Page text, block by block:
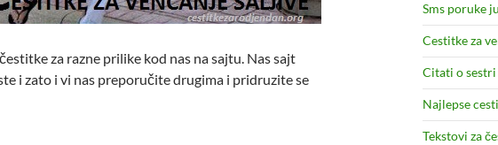
za razne prilike kod nas na sajtu. Nas sajt
i zato i vi nas preporučite drugima i pridruzite se
Sms poruke
Cestitke za
Citati o sestri
Najlepse
Tekstovi za